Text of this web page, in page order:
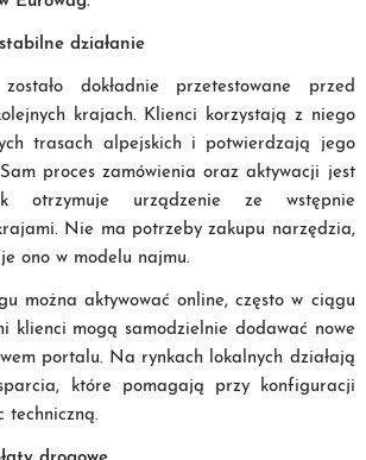
działanie
dokładnie przetestowane przed
krajach. Klienci korzystają z niego
trasach alpejskich i potwierdzają jego
proces zamówienia oraz aktywacji jest
otrzymuje urządzenie ze wstępnie
Nie ma potrzeby zakupu narzędzia,
ono w modelu najmu.
można aktywować online, często w ciągu
klienci mogą samodzielnie dodawać nowe
portalu. Na rynkach lokalnych działają
które pomagają przy konfiguracji
techniczną.